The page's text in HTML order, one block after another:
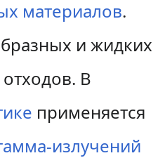
материалов.
и жидких
В
применяется
излучений